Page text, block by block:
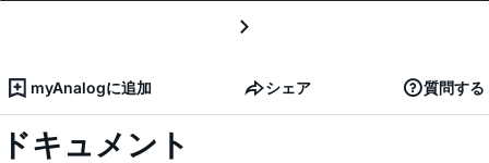
myAnalogに追加 シェア 質問する
ドキュメント